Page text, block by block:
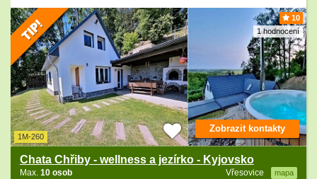
10
1 hodnocení
1M-260
Chata Chřiby - wellness a jezírko - Kyjovsko
Vřesovice mapa
Max. 10 osob
Zobrazit kontakty